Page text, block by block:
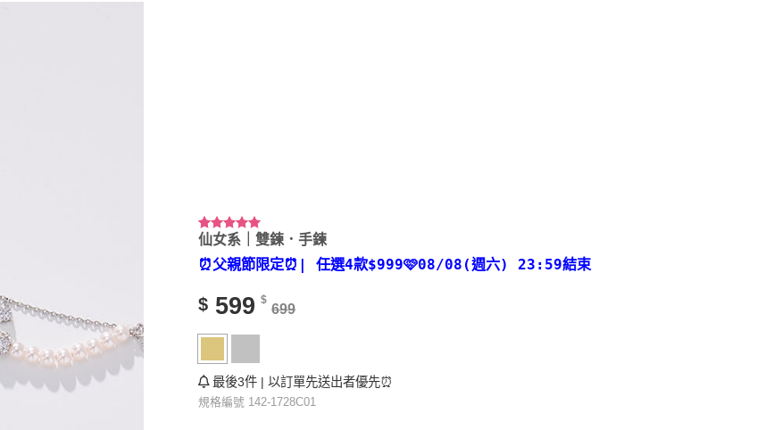
評分4.94
/ 5，已有
17
位顧客進
仙女系｜雙鍊．手鍊
⏰父親節限定⏰ | 任選4款$999🩷08/08(週六) 23:59結束
$ 599 $
699
最後3件 | 以訂單先送出者優先⏰
規格編號 142-1728C01